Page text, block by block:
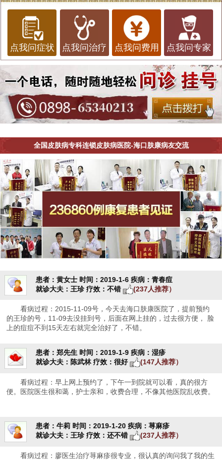
点我问症状 点我问治疗 点我问费用 点我问专家
全国皮肤病专科连锁皮肤病医院-海口肤康病友交流
患者：黄女士 时间：2019-1-6 疾病：青春痘
就诊大夫：王珍 疗效：不错 (237人推荐）
看病过程：2015-11-09号，今天去海口肤康医院了，提前预约
的王珍的号，11-09去没挂到号，后面在网上挂的，过去很方便， 脸
上的痘痘不到15天左右就完全治好了，不错。
患者：郑先生 时间：2019-1-9 疾病：湿疹
就诊大夫：陈武林 疗效：很好 (147人推荐）
看病过程：早上网上预约了，下午一到院就可以看，真的很方
便。医院医生很和蔼，护士亲和，收费合理，不像其他医院乱收费。
患者：牛莉 时间：2019-1-20 疾病：荨麻疹
就诊大夫：王珍 疗效：还不错 (237人推荐）
看病过程：廖医生治疗荨麻疹很专业，很认真的询问我了我的生